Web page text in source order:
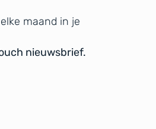
maand in je
nieuwsbrief.